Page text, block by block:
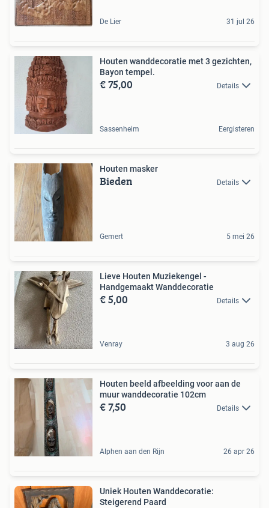
De Lier 31 jul 26
Houten wanddecoratie met 3 gezichten,
Bayon tempel.
€ 75,00 Details
Sassenheim Eergisteren
Houten masker
Bieden Details
Gemert 5 mei 26
Lieve Houten Muziekengel -
Handgemaakt Wanddecoratie
€ 5,00 Details
Venray 3 aug 26
Houten beeld afbeelding voor aan de
muur wanddecoratie 102cm
€ 7,50 Details
Alphen aan den Rijn 26 apr 26
Uniek Houten Wanddecoratie:
Steigerend Paard